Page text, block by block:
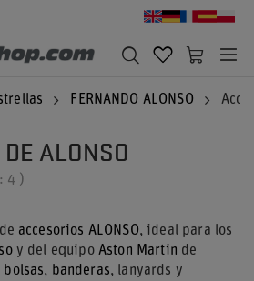
FERNANDO ALONSO
ALONSO
4 )
accesorios ALONSO, ideal para los
y del equipo Aston Martin de
bolsas, banderas, lanyards y